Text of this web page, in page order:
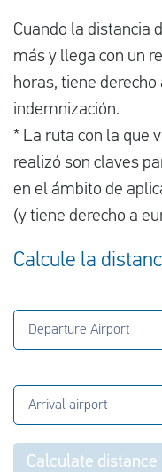
Cuando la distancia
más y llega con un
horas, tiene
indemnización.
* La ruta con la que
realizó son claves
en el ámbito de
(y tiene derecho a
Calcule la
Departure Airport
Arrival airport
Calculate distance